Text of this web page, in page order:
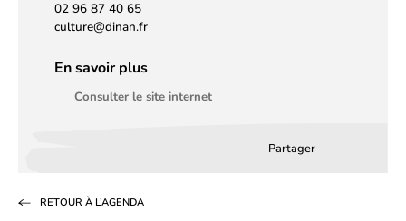
02 96 87 40 65
culture@dinan.fr
En savoir plus
Consulter le site internet
Partager
RETOUR À L’AGENDA